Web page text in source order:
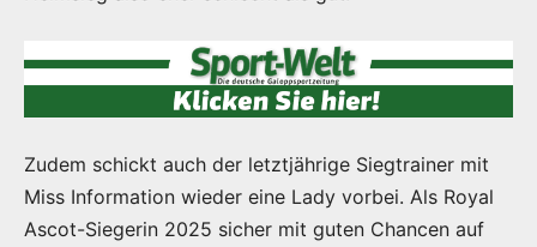
Zudem schickt auch der letztjährige Siegtrainer mit
Miss Information wieder eine Lady vorbei. Als Royal
Ascot-Siegerin 2025 sicher mit guten Chancen auf